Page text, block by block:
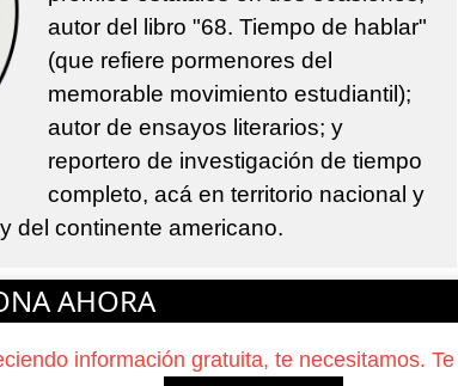
autor del libro "68. Tiempo de hablar"
(que refiere pormenores del
memorable movimiento estudiantil);
autor de ensayos literarios; y
reportero de investigación de tiempo
completo, acá en territorio nacional y
del continente americano.
AHORA
información gratuita, te necesitamos. Te